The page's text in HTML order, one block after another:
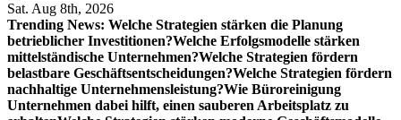
Sat. Aug 8th, 2026
Trending News: Welche Strategien stärken die Planung
betrieblicher Investitionen?Welche Erfolgsmodelle stärken
mittelständische Unternehmen?Welche Strategien fördern
belastbare Geschäftsentscheidungen?Welche Strategien fördern
nachhaltige Unternehmensleistung?Wie Büroreinigung
Unternehmen dabei hilft, einen sauberen Arbeitsplatz zu